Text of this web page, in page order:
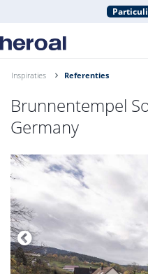
Inspiraties Referenties
Brunnentempel
Germany